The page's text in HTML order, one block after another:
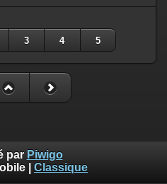
3 4 5
par Piwigo
Classique